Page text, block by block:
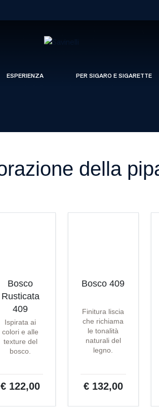
ESPERIENZA PER SIGARO E SIGARETTE
della
Bosco
Rusticata
409
Ispirata ai
colori e alle
texture del
bosco.
€ 122,00
Bosco 409
Finitura liscia
che richiama
le tonalità
naturali del
legno.
€ 132,00